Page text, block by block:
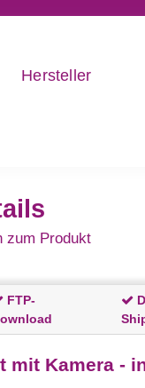
Hersteller
zum Produkt
FTP-
mit Kamera -